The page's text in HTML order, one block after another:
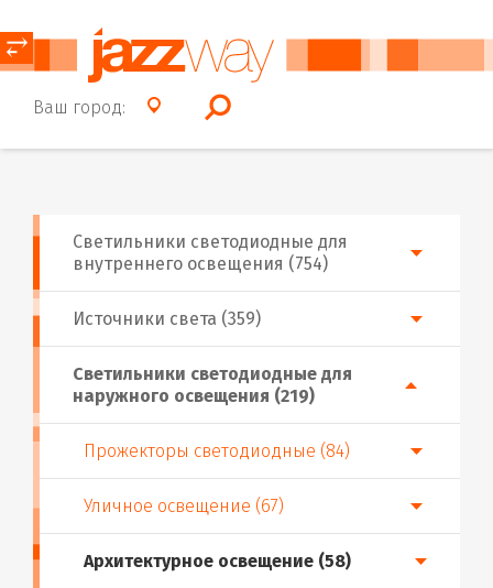
Ваш город:
⥂
Источники света (359)
Светильники светодиодные для
внутреннего освещения (754)
Светильники светодиодные для
наружного освещения (219)
Прожекторы светодиодные (84)
Уличное освещение (67)
Архитектурное освещение (58)